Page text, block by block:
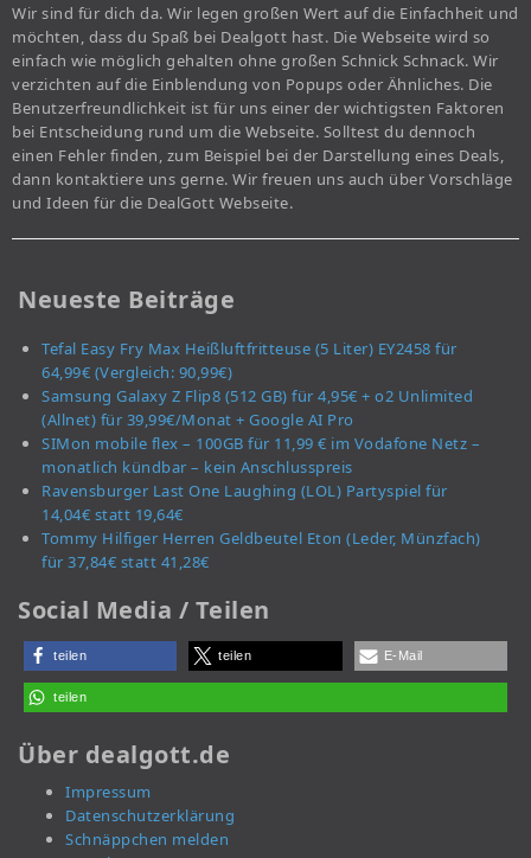
Wir sind für dich da. Wir legen großen Wert auf die Einfachheit und
möchten, dass du Spaß bei Dealgott hast. Die Webseite wird so
einfach wie möglich gehalten ohne großen Schnick Schnack. Wir
verzichten auf die Einblendung von Popups oder Ähnliches. Die
Benutzerfreundlichkeit ist für uns einer der wichtigsten Faktoren
bei Entscheidung rund um die Webseite. Solltest du dennoch
einen Fehler finden, zum Beispiel bei der Darstellung eines Deals,
dann kontaktiere uns gerne. Wir freuen uns auch über Vorschläge
und Ideen für die DealGott Webseite.
Neueste Beiträge
Tefal Easy Fry Max Heißluftfritteuse (5 Liter) EY2458 für
64,99€ (Vergleich: 90,99€)
Samsung Galaxy Z Flip8 (512 GB) für 4,95€ + o2 Unlimited
(Allnet) für 39,99€/Monat + Google AI Pro
SIMon mobile flex – 100GB für 11,99 € im Vodafone Netz –
monatlich kündbar – kein Anschlusspreis
Ravensburger Last One Laughing (LOL) Partyspiel für
14,04€ statt 19,64€
Tommy Hilfiger Herren Geldbeutel Eton (Leder, Münzfach)
für 37,84€ statt 41,28€
Social Media / Teilen
teilen teilen E-Mail
teilen
Über dealgott.de
Impressum
Datenschutzerklärung
Schnäppchen melden